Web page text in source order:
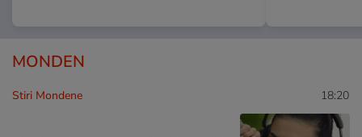
MONDEN
Stiri Mondene 18:20